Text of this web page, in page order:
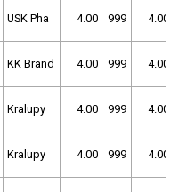
USK Pha 4.00 999 4.00
KK Brand 4.00 999 4.00
Kralupy 4.00 999 4.00
Kralupy 4.00 999 4.00